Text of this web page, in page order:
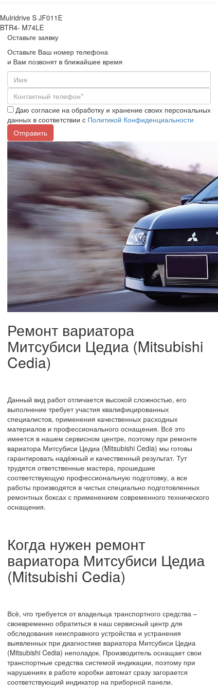
Mulridrive S JF011E
BTR4- M74LE
Оставьте заявку
Оставьте Ваш номер телефона
и Вам позвонят в ближайшее время
Даю согласие на обработку и хранение своих персональных
данных в соответствии с Политикой Конфиденциальности
Ремонт вариатора
Митсубиси Цедиа (Mitsubishi
Cedia)
Данный вид работ отличается высокой сложностью, его
выполнение требует участия квалифицированных
специалистов, применения качественных расходных
материалов и профессионального оснащения. Всё это
имеется в нашем сервисном центре, поэтому при ремонте
вариатора Митсубиси Цедиа (Mitsubishi Cedia) мы готовы
гарантировать надёжный и качественный результат. Тут
трудятся ответственные мастера, прошедшие
соответствующую профессиональную подготовку, а все
работы производятся в чистых специально подготовленных
ремонтных боксах с применением современного технического
оснащения.
Когда нужен ремонт
вариатора Митсубиси Цедиа
(Mitsubishi Cedia)
Всё, что требуется от владельца транспортного средства –
своевременно обратиться в наш сервисный центр для
обследования неисправного устройства и устранения
выявленных при диагностике вариатора Митсубиси Цедиа
(Mitsubishi Cedia) неполадок. Производитель оснащает свои
транспортные средства системой индикации, поэтому при
нарушениях в работе коробки автомат сразу загорается
соответствующий индикатор на приборной панели.